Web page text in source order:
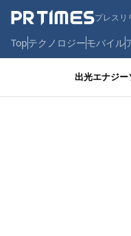
プレスリ
Topテクノロジーモバイル
出光エナジー